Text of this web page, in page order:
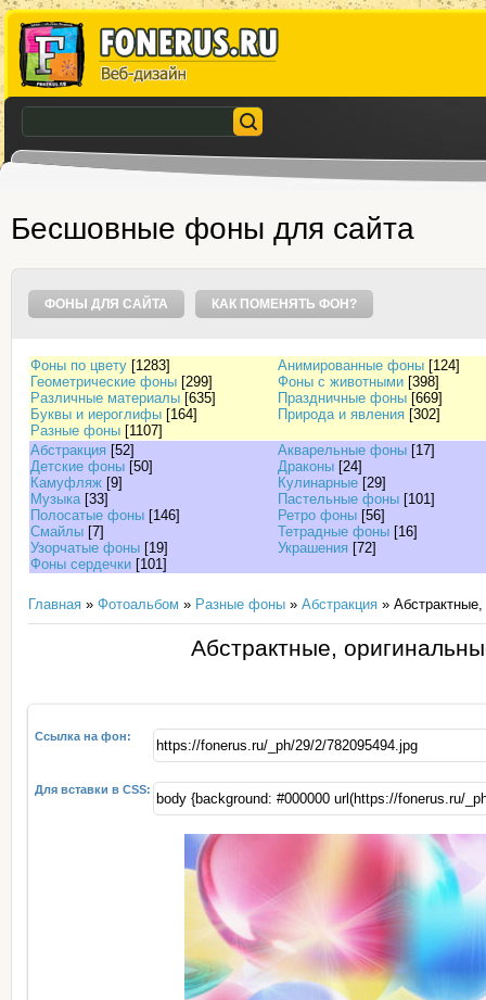
Бесшовные фоны для сайта
ФОНЫ ДЛЯ САЙТА КАК ПОМЕНЯТЬ ФОН?
Фоны по цвету [1283] Анимированные фоны [124]
Геометрические фоны [299] Фоны с животными [398]
Различные материалы [635] Праздничные фоны [669]
Буквы и иероглифы [164] Природа и явления [302]
Разные фоны [1107]
Абстракция [52] Акварельные фоны [17]
Детские фоны [50] Драконы [24]
Камуфляж [9] Кулинарные [29]
Музыка [33] Пастельные фоны [101]
Полосатые фоны [146] Ретро фоны [56]
Смайлы [7] Тетрадные фоны [16]
Узорчатые фоны [19] Украшения [72]
Фоны сердечки [101]
Главная » Фотоальбом » Разные фоны » Абстракция »
Абстрактные,
Ссылка на фон:
Для вставки в CSS: